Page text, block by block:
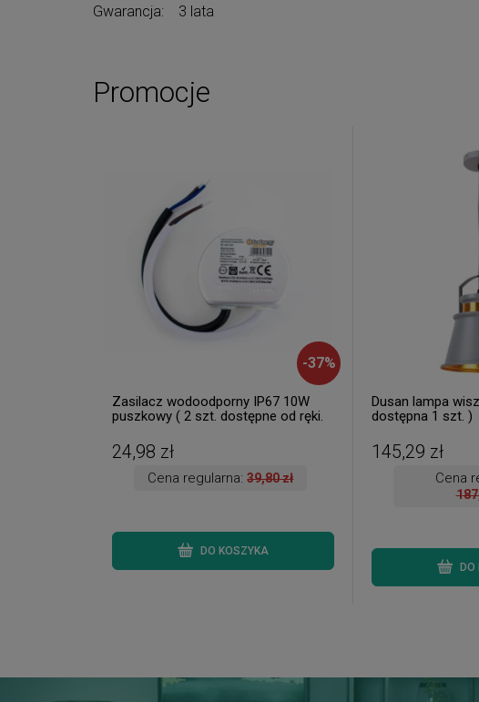
Gwarancja: 3 lata
Promocje
-37%
Zasilacz wodoodporny IP67 10W
puszkowy ( 2 szt. dostępne od ręki.
24,98 zł
Cena regularna:39,80 zł
DO KOSZYKA
Dusan lampa
dostępna 1 szt. )
145,29 zł
Cena